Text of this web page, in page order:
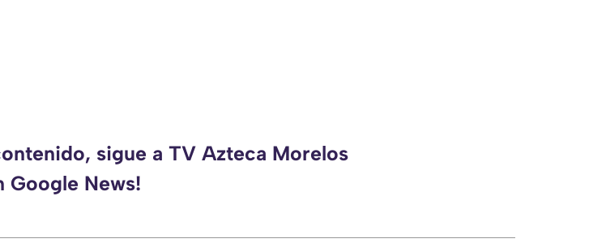
sigue a TV Azteca Morelos
Google News!